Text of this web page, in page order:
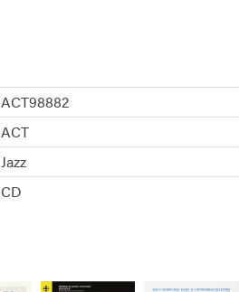
ACT98882
ACT
Jazz
CD